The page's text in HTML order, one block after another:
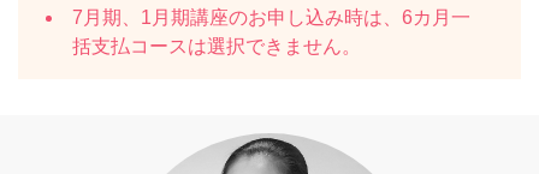
7月期、1月期講座のお申し込み時は、6カ月一
括支払コースは選択できません。